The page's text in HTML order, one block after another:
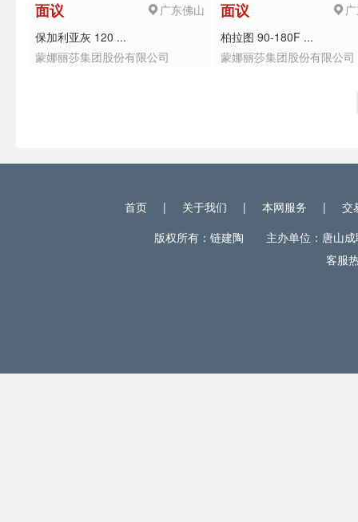
面议
广东佛山
保加利亚灰 120 ...
蒙娜丽莎集团股份有限公司
面议
柏拉图 90-180F ...
蒙娜丽莎集团股份有限公司
首页 | 关于我们 | 本网服务 |
交
版权所有：链建陶 主办单位：唐山
客服